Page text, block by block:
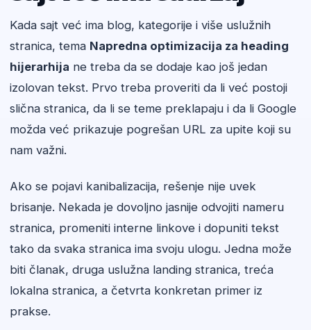
Kada sajt već ima blog, kategorije i više uslužnih
stranica, tema Napredna optimizacija za heading
hijerarhija ne treba da se dodaje kao još jedan
izolovan tekst. Prvo treba proveriti da li već postoji
slična stranica, da li se teme preklapaju i da li Google
možda već prikazuje pogrešan URL za upite koji su
nam važni.
Ako se pojavi kanibalizacija, rešenje nije uvek
brisanje. Nekada je dovoljno jasnije odvojiti nameru
stranica, promeniti interne linkove i dopuniti tekst
tako da svaka stranica ima svoju ulogu. Jedna može
biti članak, druga uslužna landing stranica, treća
lokalna stranica, a četvrta konkretan primer iz
prakse.